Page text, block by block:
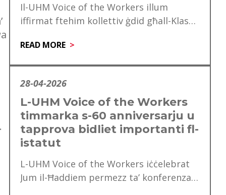
Il-UHM Voice of the Workers illum
iffirmat ftehim kollettiv ġdid għall-Klassi
mitt ħaddiem. Dan…
READ MORE
28-04-2026
L-UHM Voice of the Workers
timmarka s-60 anniversarju u
tapprova bidliet importanti fl-
istatut
L-UHM Voice of the Workers iċċelebrat
Jum il-Ħaddiem permezz ta’ konferenza